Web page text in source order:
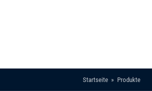
Startseite Produkte